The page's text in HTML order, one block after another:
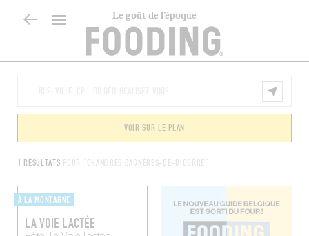
Le goût de l’époque
1 RÉSULTATS POUR "CHAMBRES BAGNÈRES-DE-BIGORRE"
VOIR SUR LE PLAN
À LA MONTAGNE
LA VOIE LACTÉE